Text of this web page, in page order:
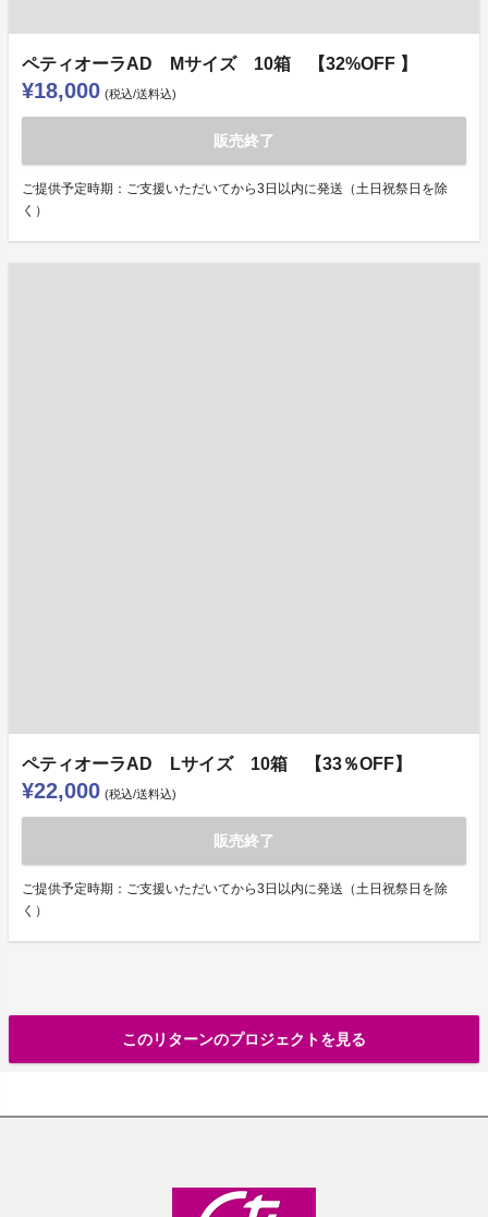
ペティオーラAD Mサイズ 10箱 【32%OFF 】
¥18,000 (税込/送料込)
販売終了
ご提供予定時期：ご支援いただいてから3日以内に発送（土日祝祭日を除
く）
ペティオーラAD Lサイズ 10箱 【33％OFF】
¥22,000 (税込/送料込)
販売終了
ご提供予定時期：ご支援いただいてから3日以内に発送（土日祝祭日を除
く）
このリターンのプロジェクトを見る